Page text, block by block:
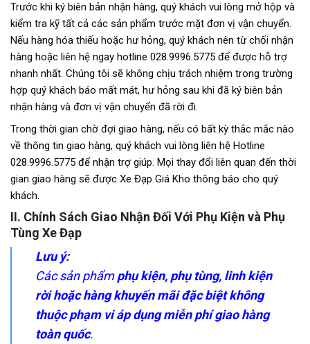
Trước khi ký biên bản nhận hàng, quý khách vui lòng mở hộp và
kiểm tra kỹ tất cả các sản phẩm trước mặt đơn vị vận chuyển.
Nếu hàng hóa thiếu hoặc hư hỏng, quý khách nên từ chối nhận
hàng hoặc liên hệ ngay hotline 028.9996.5775 để được hỗ trợ
nhanh nhất. Chúng tôi sẽ không chịu trách nhiệm trong trường
hợp quý khách báo mất mát, hư hỏng sau khi đã ký biên bản
nhận hàng và đơn vị vận chuyển đã rời đi.
Trong thời gian chờ đợi giao hàng, nếu có bất kỳ thắc mắc nào
về thông tin giao hàng, quý khách vui lòng liên hệ Hotline
028.9996.5775 để nhận trợ giúp. Mọi thay đổi liên quan đến thời
gian giao hàng sẽ được Xe Đạp Giá Kho thông báo cho quý
khách.
II. Chính Sách Giao Nhận Đối Với Phụ Kiện và Phụ
Tùng Xe Đạp
Lưu ý:
Các sản phẩmphụ kiện, phụ tùng, linh kiện
rời hoặc hàng khuyến mãi đặc biệt không
thuộc phạm vi áp dụng miễn phí giao hàng
toàn quốc.